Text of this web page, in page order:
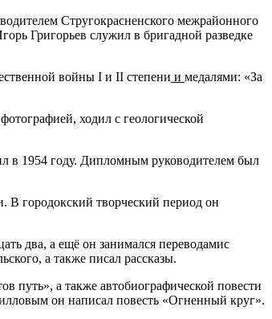
Стругокраснен­ского межрайонного
Григорьев служил в бригадной разведке
войны I и II степени и медалями: «За
ходил с геологи­ческой
в 1954 году. Дипломным руководителем был
В городокский творческий период он
два, а ещё он занимался переводамис
а также писал рассказы.
путь», а также автобиографической повести
он написал повесть «Огненный круг».